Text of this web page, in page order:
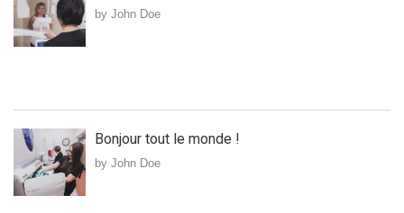
by John Doe
Bonjour tout le monde !
by John Doe